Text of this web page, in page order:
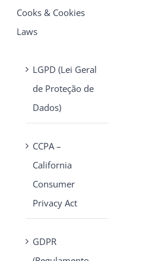
Cooks & Cookies
Laws
LGPD (Lei Geral
de Proteção de
Dados)
CCPA –
California
Consumer
Privacy Act
GDPR